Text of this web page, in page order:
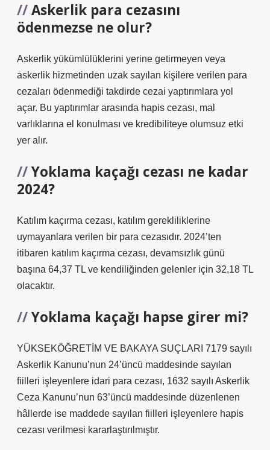
Askerlik para cezasını
ödenmezse ne olur?
Askerlik yükümlülüklerini yerine getirmeyen veya
askerlik hizmetinden uzak sayılan kişilere verilen para
cezaları ödenmediği takdirde cezai yaptırımlara yol
açar. Bu yaptırımlar arasında hapis cezası, mal
varlıklarına el konulması ve kredibiliteye olumsuz etki
yer alır.
Yoklama kaçağı cezası ne kadar
2024?
Katılım kaçırma cezası, katılım gerekliliklerine
uymayanlara verilen bir para cezasıdır. 2024’ten
itibaren katılım kaçırma cezası, devamsızlık günü
başına 64,37 TL ve kendiliğinden gelenler için 32,18 TL
olacaktır.
Yoklama kaçağı hapse girer mi?
YÜKSEKÖĞRETİM VE BAKAYA SUÇLARI 7179 sayılı
Askerlik Kanunu’nun 24’üncü maddesinde sayılan
fiilleri işleyenlere idari para cezası, 1632 sayılı Askerlik
Ceza Kanunu’nun 63’üncü maddesinde düzenlenen
hâllerde ise maddede sayılan fiilleri işleyenlere hapis
cezası verilmesi kararlaştırılmıştır.